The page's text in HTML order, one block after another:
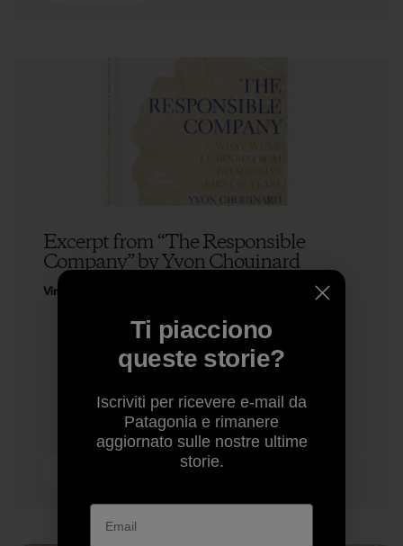
Excerpt from “The Responsible
Company” by Yvon Chouinard
Vincent Stanley & Yvon Chouinard
Ti piacciono
queste storie?
Iscriviti per ricevere e-mail da
Patagonia e rimanere
aggiornato sulle nostre ultime
storie.